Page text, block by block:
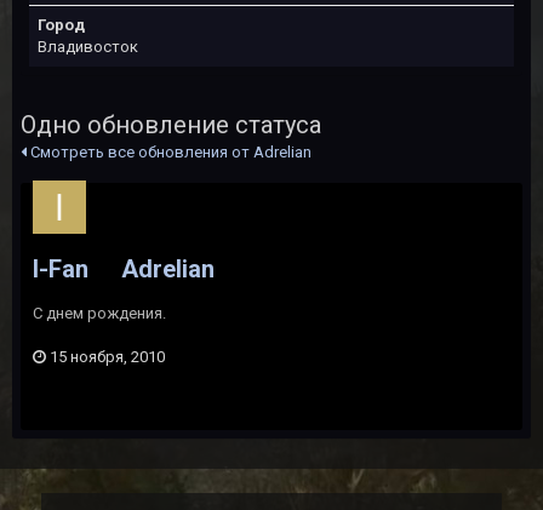
Город
Владивосток
Одно обновление статуса
Смотреть все обновления от Adrelian
I-Fan Adrelian
С днем рождения.
15 ноября, 2010